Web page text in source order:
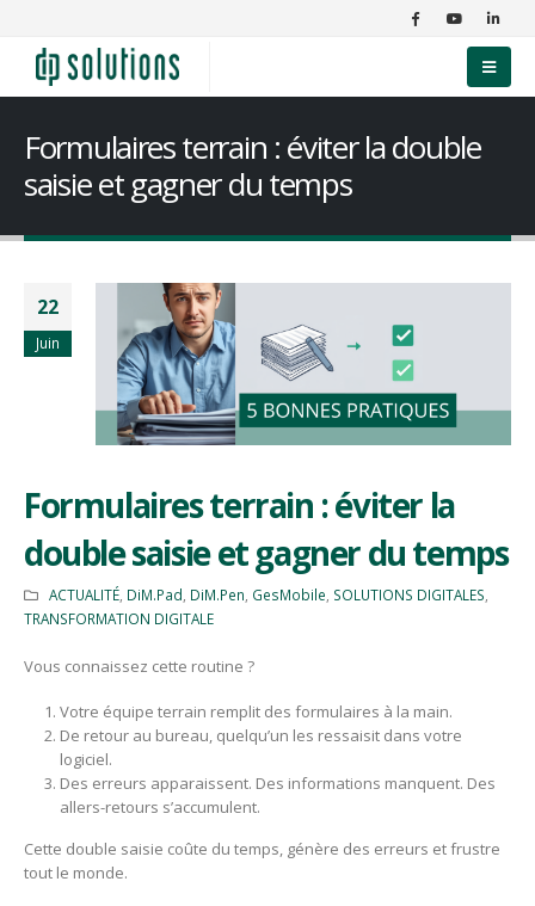
Formulaires terrain : éviter la double
saisie et gagner du temps
22
Juin
Formulaires terrain : éviter la
double saisie et gagner du temps
ACTUALITÉ, DiM.Pad DiM.Pen GesMobile SOLUTIONS DIGITALES
TRANSFORMATION DIGITALE
Vous connaissez cette routine ?
Votre équipe terrain remplit des formulaires à la main.
De retour au bureau, quelqu’un les ressaisit dans votre
logiciel.
Des erreurs apparaissent. Des informations manquent. Des
allers-retours s’accumulent.
Cette double saisie coûte du temps, génère des erreurs et frustre
tout le monde.